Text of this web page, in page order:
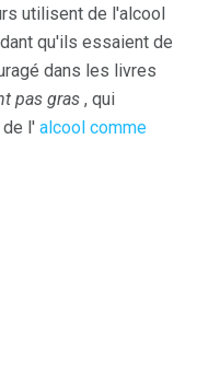
utilisent de l'alcool
qu'ils essaient de
dans les livres
pas gras , qui
de l' alcool comme